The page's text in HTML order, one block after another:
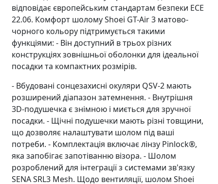
відповідає європейським стандартам безпеки ECE
22.06. Комфорт шолому Shoei GT-Air 3 матово-
чорного кольору підтримується такими
функціями: - Він доступний в трьох різних
конструкціях зовнішньої оболонки для ідеальної
посадки та компактних розмірів.
- Вбудовані сонцезахисні окуляри QSV-2 мають
розширений діапазон затемнення. - Внутрішня
3D-подушечка є знімною і миється для зручної
посадки. - Щічні подушечки мають різні товщини,
що дозволяє налаштувати шолом під ваші
потреби. - Комплектація включає лінзу Pinlock®,
яка запобігає запотіванню візора. - Шолом
розроблений для інтеграції з системами зв'язку
SENA SRL3 Mesh. Щодо вентиляції, шолом Shoei